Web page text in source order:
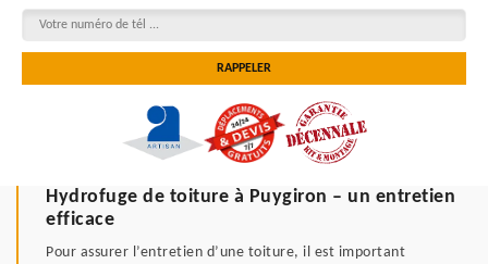
Hydrofuge de toiture à Puygiron – un entretien
efficace
Pour assurer l’entretien d’une toiture, il est important